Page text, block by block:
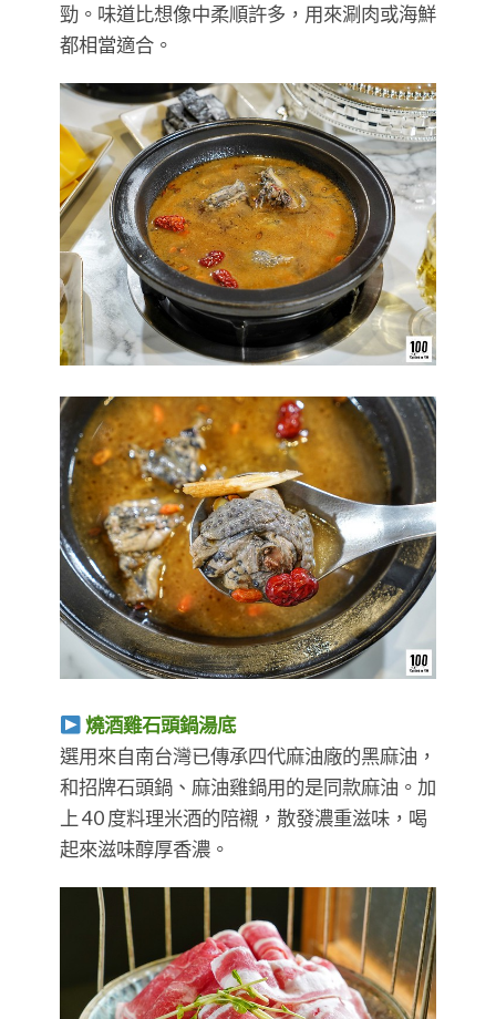
勁。味道比想像中柔順許多，用來涮肉或海鮮
都相當適合。
燒酒雞石頭鍋湯底
選用來自南台灣已傳承四代麻油廠的黑麻油，
和招牌石頭鍋、麻油雞鍋用的是同款麻油。加
上 40 度料理米酒的陪襯，散發濃重滋味，喝
起來滋味醇厚香濃。